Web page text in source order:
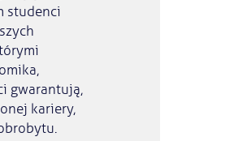
studenci
gwarantują,
kariery,